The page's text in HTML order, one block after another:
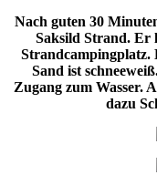
Nach guten 30
Saksild Strand. Er
Strandcampingplatz.
Sand ist
Zugang zum Wasser.
dazu